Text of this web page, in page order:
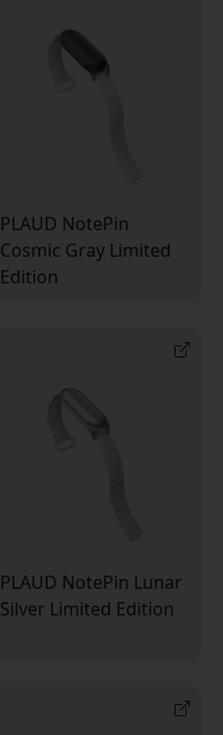
PLAUD NotePin
Cosmic Gray Limited
Edition
PLAUD NotePin Lunar
Silver Limited Edition